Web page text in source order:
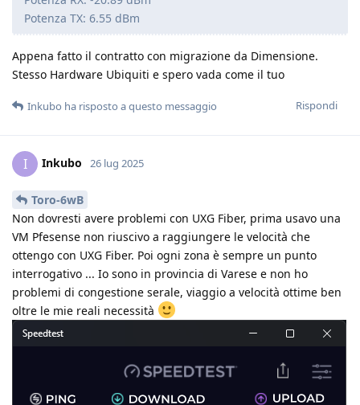
Potenza TX: 6.55 dBm
Appena fatto il contratto con migrazione da Dimensione.
Stesso Hardware Ubiquiti e spero vada come il tuo
Rispondi
Inkubo ha risposto a questo messaggio
I Inkubo 26 lug 2025
Toro-6wB
Non dovresti avere problemi con UXG Fiber, prima usavo una
VM Pfesense non riuscivo a raggiungere le velocità che
ottengo con UXG Fiber. Poi ogni zona è sempre un punto
interrogativo ... Io sono in provincia di Varese e non ho
problemi di congestione serale, viaggio a velocità ottime ben
oltre le mie reali necessità